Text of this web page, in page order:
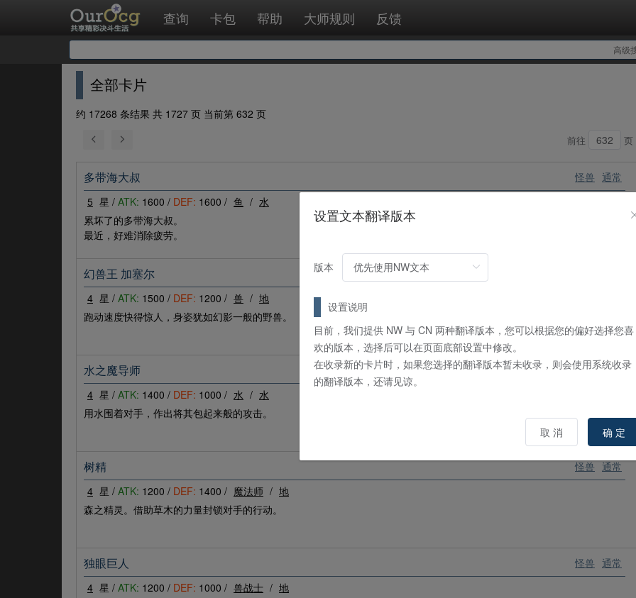
查询 卡包 帮助 大师规则 反馈
高级
全部卡片
约 17268 条结果 共 1727 页 当前第 632 页
前往 页
怪兽 通常
多带海大叔
5 星 / ATK: 1600 / DEF: 1600 / 鱼 / 水
累坏了的多带海大叔。
最近，好难消除疲劳。
幻兽王 加塞尔
4 星 / ATK: 1500 / DEF: 1200 / 兽 / 地
跑动速度快得惊人，身姿犹如幻影一般的野兽。
怪兽 通常
水之魔导师
4 星 / ATK: 1400 / DEF: 1000 / 水 / 水
用水围着对手，作出将其包起来般的攻击。
怪兽 通常
树精
4 星 / ATK: 1200 / DEF: 1400 / 魔法师 / 地
森之精灵。借助草木的力量封锁对手的行动。
怪兽 通常
独眼巨人
4 星 / ATK: 1200 / DEF: 1000 / 兽战士 / 地
设置文本翻译版本
版本
设置说明
目前，我们提供 NW 与 CN 两种翻译版本，您可以根据您的偏好选择您喜
欢的版本，选择后可以在页面底部设置中修改。
在收录新的卡片时，如果您选择的翻译版本暂未收录，则会使用系统收录
的翻译版本，还请见谅。
取 消 确 定